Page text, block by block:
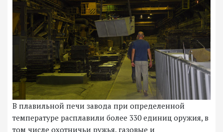
В плавильной печи завода при определенной
температуре расплавили более 330 единиц оружия, в
том числе охотничьи ружья, газовые и